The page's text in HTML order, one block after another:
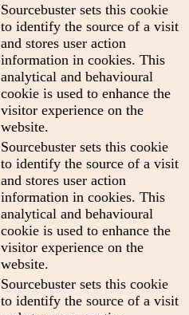
Sourcebuster sets this cookie
to identify the source of a visit
and stores user action
information in cookies. This
analytical and behavioural
cookie is used to enhance the
visitor experience on the
website.
Sourcebuster sets this cookie
to identify the source of a visit
and stores user action
information in cookies. This
analytical and behavioural
cookie is used to enhance the
visitor experience on the
website.
Sourcebuster sets this cookie
to identify the source of a visit